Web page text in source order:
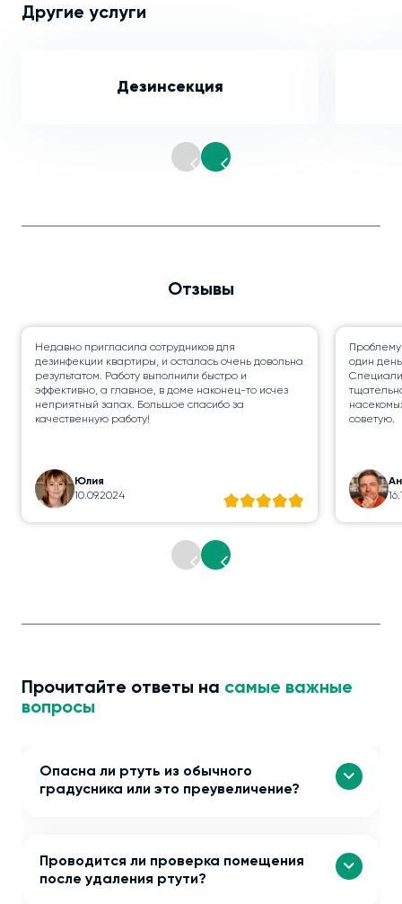
Другие услуги
Дезинсекция
Отзывы
Недавно пригласила сотрудников для
дезинфекции квартиры, и осталась очень довольна
результатом. Работу выполнили быстро и
эффективно, а главное, в доме наконец-то исчез
неприятный запах. Большое спасибо за
качественную работу!
Юлия
10.09.2024
один
советую.
Прочитайте ответы на самые важные
вопросы
Опасна ли ртуть из обычного
градусника или это преувеличение?
Проводится ли проверка помещения
после удаления ртути?